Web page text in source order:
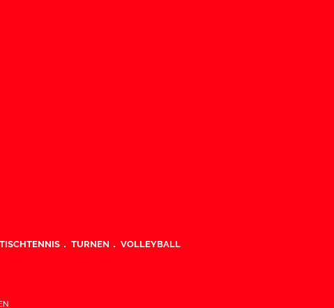
TISCHTENNIS TURNEN VOLLEYBALL